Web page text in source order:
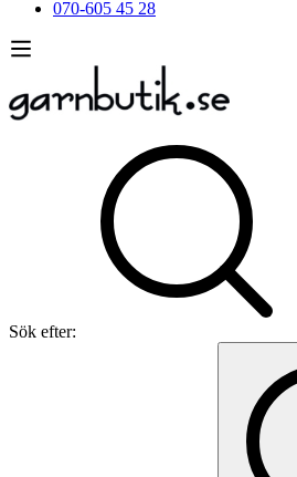
070-605 45 28
Sök efter: